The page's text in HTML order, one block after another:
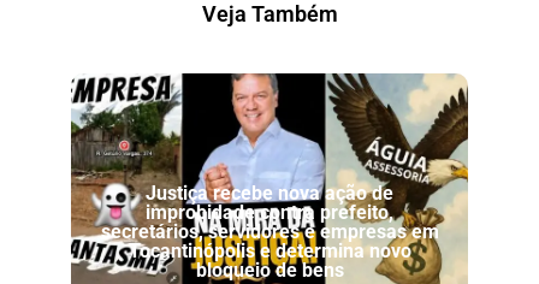
Veja Também
Justiça recebe nova ação de
improbidade contra prefeito,
secretários, servidores e empresas em
Tocantinópolis e determina novo
bloqueio de bens